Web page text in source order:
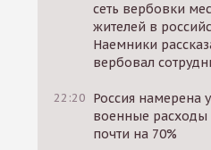
сеть вербовки
жителей в
Наемники
вербовал
22:20 Россия намерена
военные расходы
почти на 70%